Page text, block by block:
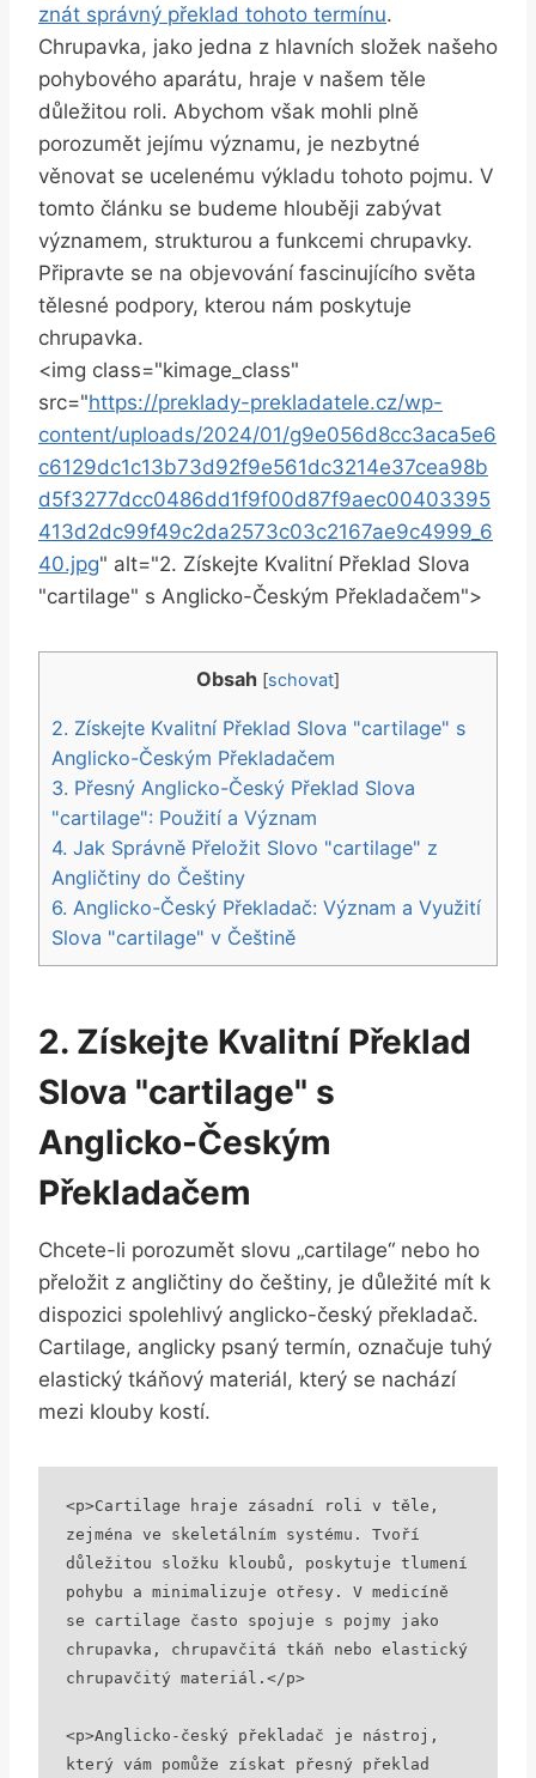
znát správný překlad tohoto termínu.
Chrupavka, jako jedna z hlavních složek našeho
pohybového aparátu, hraje v našem těle
důležitou roli. Abychom však mohli plně
porozumět jejímu významu, je nezbytné
věnovat se ucelenému výkladu tohoto pojmu. V
tomto článku se budeme hlouběji zabývat
významem, strukturou a funkcemi chrupavky.
Připravte se na objevování fascinujícího světa
tělesné podpory, kterou nám poskytuje
chrupavka.
<img class="kimage_class"
src="https://preklady-prekladatele.cz/wp-
content/uploads/2024/01/g9e056d8cc3aca5e6
c6129dc1c13b73d92f9e561dc3214e37cea98b
d5f3277dcc0486dd1f9f00d87f9aec00403395
413d2dc99f49c2da2573c03c2167ae9c4999_6
40.jpg" alt="2. Získejte Kvalitní Překlad Slova
"cartilage" s Anglicko-Českým Překladačem">
Obsah [schovat]
2. Získejte Kvalitní Překlad Slova "cartilage" s
Anglicko-Českým Překladačem
3. Přesný Anglicko-Český Překlad Slova
"cartilage": Použití a Význam
4. Jak Správně Přeložit Slovo "cartilage" z
Angličtiny do Češtiny
6. Anglicko-Český Překladač: Význam a Využití
Slova "cartilage" v Češtině
2. Získejte Kvalitní Překlad
Slova "cartilage" s
Anglicko-Českým
Překladačem
Chcete-li porozumět slovu „cartilage“ nebo ho
přeložit z angličtiny do češtiny, je důležité mít k
dispozici spolehlivý anglicko-český překladač.
Cartilage, anglicky psaný termín, označuje tuhý
elastický tkáňový materiál, který se nachází
mezi klouby kostí.
<p>Cartilage hraje zásadní roli v těle,
zejména ve skeletálním systému. Tvoří
důležitou složku kloubů, poskytuje tlumení
pohybu a minimalizuje otřesy. V medicíně
se cartilage často spojuje s pojmy jako
chrupavka, chrupavčitá tkáň nebo elastický
chrupavčitý materiál.</p>
<p>Anglicko-český překladač je nástroj,
který vám pomůže získat přesný překlad